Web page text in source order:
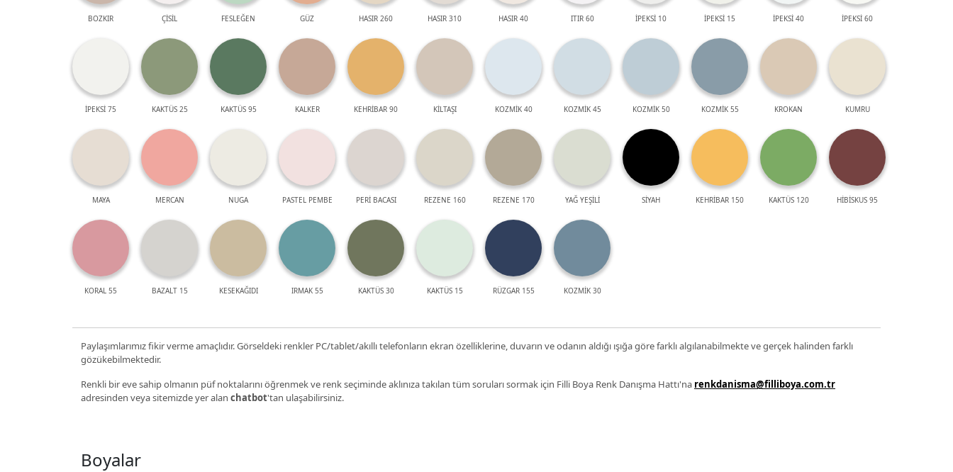
BOZKIR ÇİSİL FESLEĞEN GÜZ HASIR 260 HASIR 310 HASIR 40 ITIR 60 İPEKSİ 10 İPEKSİ 15 İPEKSİ 40 İPEKSİ 60
İPEKSİ 75 KAKTÜS 25 KAKTÜS 95 KALKER KEHRİBAR 90 KİLTAŞI KOZMİK 40 KOZMİK 45 KOZMİK 50 KOZMİK 55 KROKAN KUMRU
MAYA MERCAN NUGA PASTEL PEMBE PERİ BACASI REZENE 160 REZENE 170 YAĞ YEŞİLİ SİYAH KEHRİBAR 150 KAKTÜS 120 HİBİSKUS 95
KORAL 55 BAZALT 15 KESEKAĞIDI IRMAK 55 KAKTÜS 30 KAKTÜS 15 RÜZGAR 155 KOZMİK 30
Paylaşımlarımız fikir verme amaçlıdır. Görseldeki renkler PC/tablet/akıllı telefonların ekran özelliklerine, duvarın ve odanın aldığı ışığa göre farklı algılanabilmekte ve gerçek halinden farklı
gözükebilmektedir.
Renkli bir eve sahip olmanın püf noktalarını öğrenmek ve renk seçiminde aklınıza takılan tüm soruları sormak için Filli Boya Renk Danışma Hattı'na renkdanisma@filliboya.com.tr
adresinden veya sitemizde yer alan chatbot'tan ulaşabilirsiniz.
Boyalar